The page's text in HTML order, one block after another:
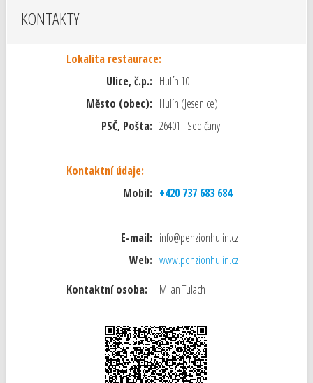
KONTAKTY
Lokalita restaurace:
Ulice, č.p.: Hulín 10
Město (obec): Hulín (Jesenice)
PSČ, Pošta: 26401 Sedlčany
Kontaktní údaje:
Mobil: +420 737 683 684
E-mail: info@penzionhulin.cz
Web: www.penzionhulin.cz
Kontaktní osoba:
Milan Tulach